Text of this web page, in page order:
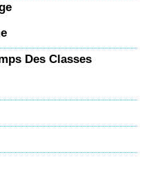
Des Classes